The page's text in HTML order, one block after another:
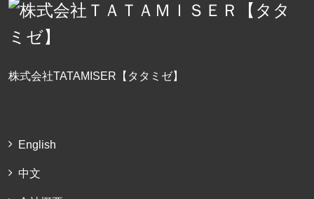
株式会社TATAMISER【タタミゼ】
English
中文